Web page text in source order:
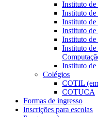
Instituto de
Instituto de
Instituto de
Instituto de
Instituto de
Instituto de
Instituto
Colégios
COTIL
COTUCA
Formas de ingresso
Inscrições para escolas